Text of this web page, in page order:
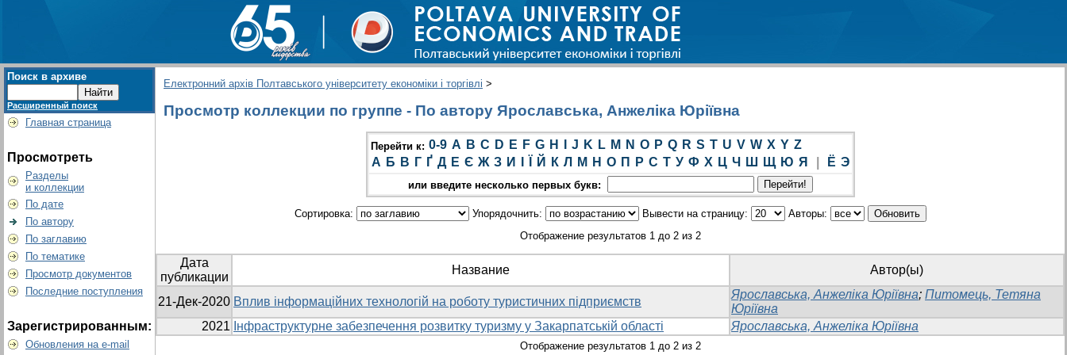
Поиск в архиве
Расширенный поиск
Главная страница
Просмотреть
Разделы
и коллекции
По дате
По автору
По заглавию
По тематике
Просмотр документов
Последние поступления
Зарегистрированным:
Обновления на e-mail
Електронний архів Полтавського університету економіки і торгівлі >
Просмотр коллекции по группе - По автору Ярославська, Анжеліка Юріївна
Перейти к: 0-9 A B C D E F G H J K L M N O P Q R S T U V W X Y Z
А Б В Г Ґ Д Е Є Ж З И Й К Л М Н О П Р С Т У Ф Х Ц Ч Ш Щ Ю Я Ё Э
или введите несколько первых букв:
Сортировка: Упорядочнить: Вывести на страницу:
Авторы:
Отображение результатов 1 до 2 из 2
Дата
публикации
Название Автор(ы)
21-Дек-2020 Вплив інформаційних технологій на роботу туристичних підприємств
Ярославська, Анжеліка Юріївна; Питомець, Тетяна
Юріївна
2021 Інфраструктурне забезпечення розвитку туризму у Закарпатській області Ярославська, Анжеліка Юріївна
Отображение результатов 1 до 2 из 2